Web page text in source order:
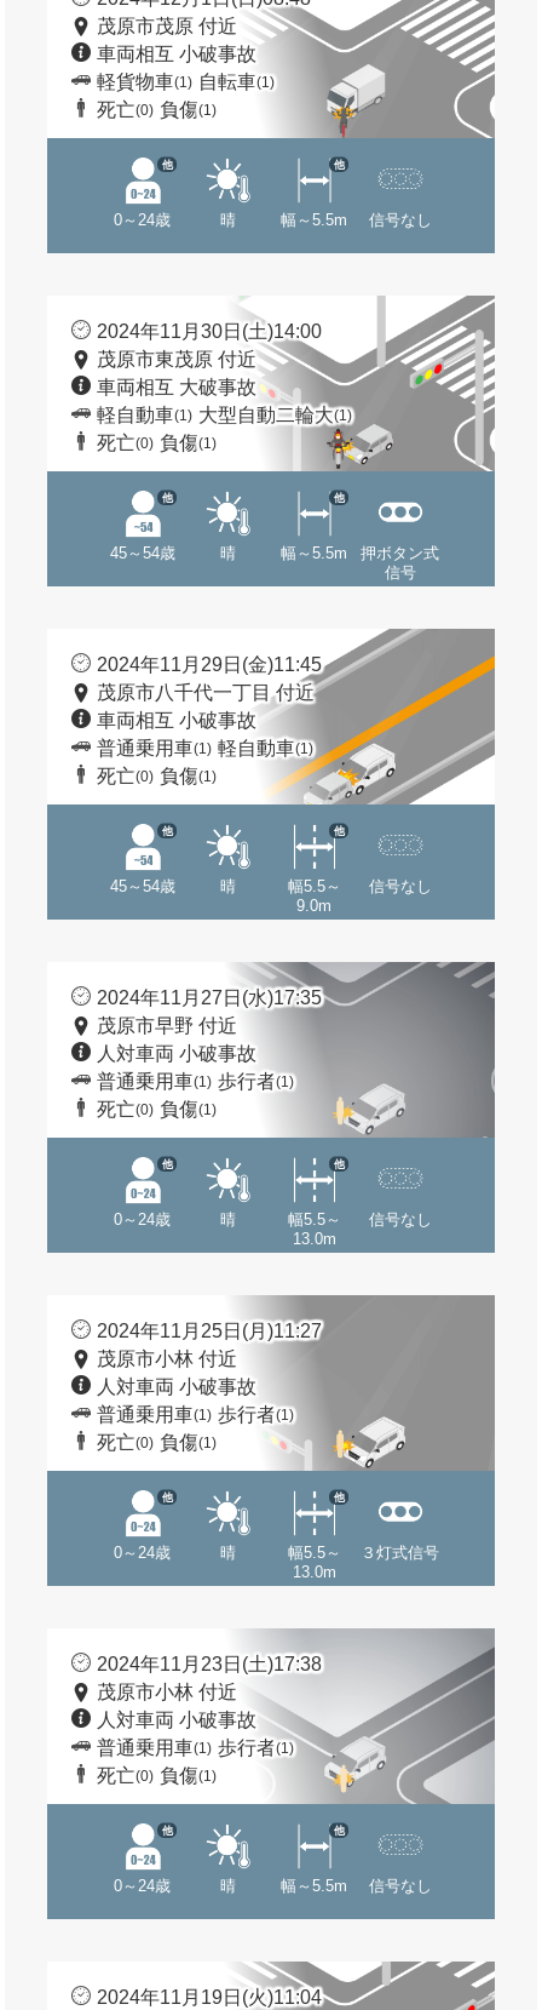
茂原市茂原 付近
車両相互 小破事故
軽貨物車(1) 自転車(1)
死亡(0) 負傷(1)
0～24歳
他
晴 幅～5.5m
他
信号なし
2024年11月30日(土)14:00
茂原市東茂原 付近
車両相互 大破事故
軽自動車(1) 大型自動二輪大(1)
死亡(0) 負傷(1)
45～54歳
他
晴 幅～5.5m
他
押ボタン式
信号
2024年11月29日(金)11:45
茂原市八千代一丁目 付近
車両相互 小破事故
普通乗用車(1) 軽自動車(1)
死亡(0) 負傷(1)
45～54歳
他
晴
幅5.5～
9.0m
他
信号なし
2024年11月27日(水)17:35
茂原市早野 付近
人対車両 小破事故
普通乗用車(1) 歩行者(1)
死亡(0) 負傷(1)
0～24歳
他
晴
幅5.5～
13.0m
他
信号なし
2024年11月25日(月)11:27
茂原市小林 付近
人対車両 小破事故
普通乗用車(1) 歩行者(1)
死亡(0) 負傷(1)
0～24歳
他
晴
幅5.5～
13.0m
他
３灯式信号
2024年11月23日(土)17:38
茂原市小林 付近
人対車両 小破事故
普通乗用車(1) 歩行者(1)
死亡(0) 負傷(1)
0～24歳
他
晴 幅～5.5m
他
信号なし
2024年11月19日(火)11:04